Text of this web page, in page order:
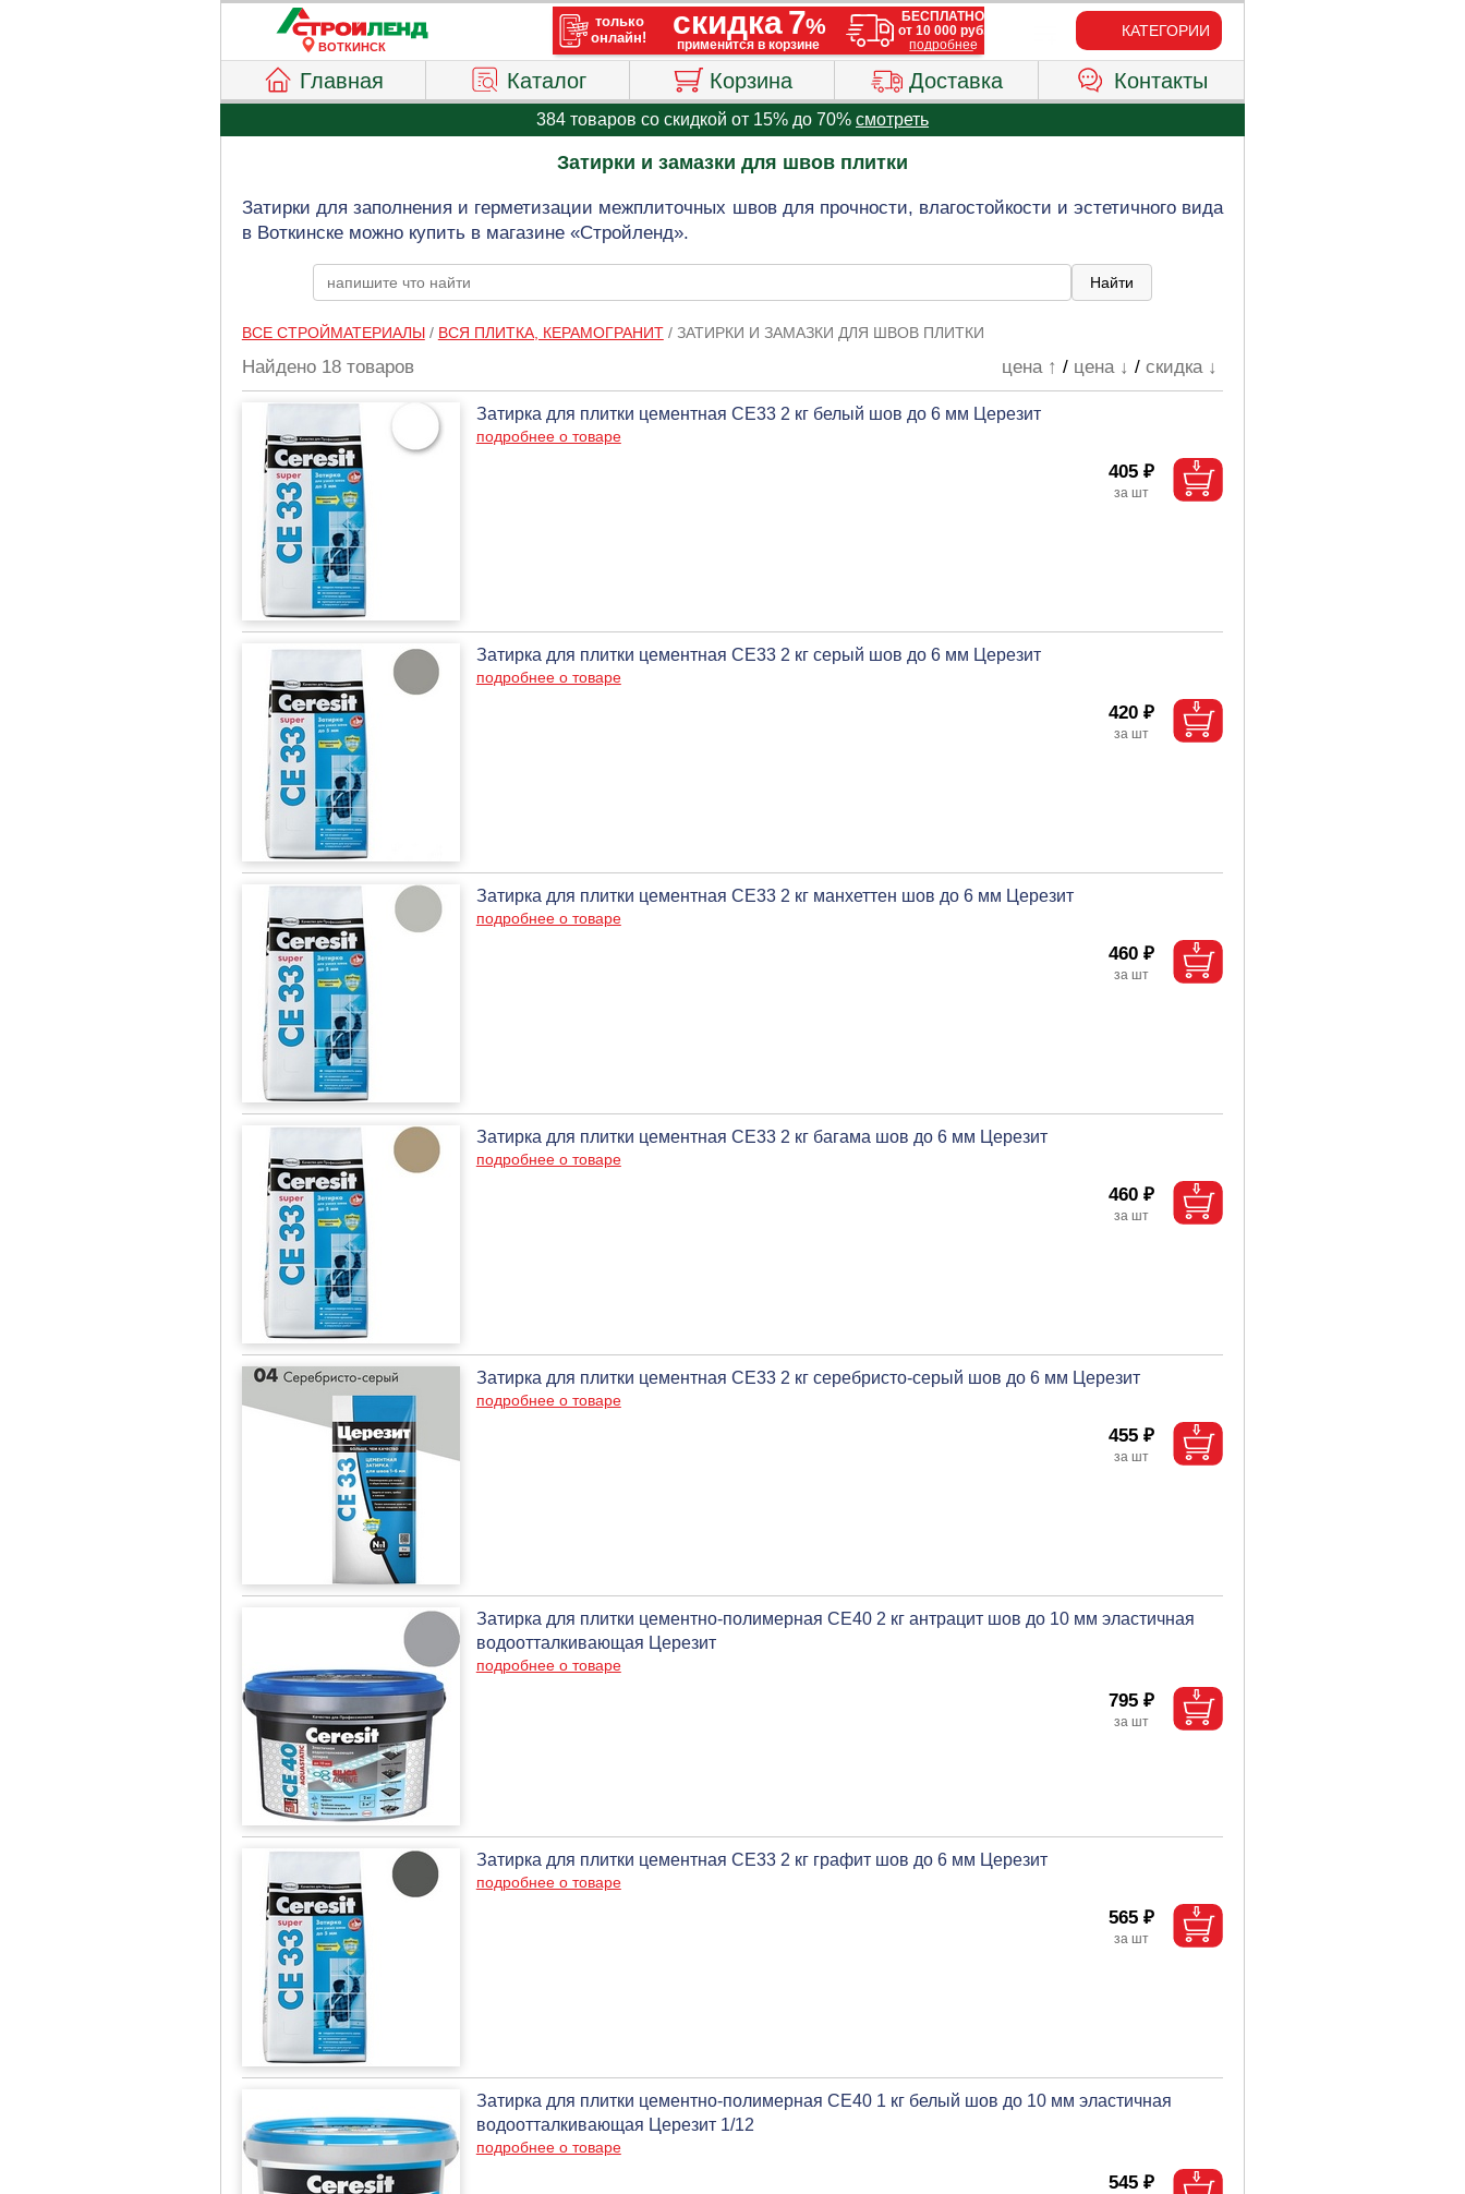
ВОТКИНСК
КАТЕГОРИИ
Главная Каталог Корзина Доставка Контакты
384 товаров со скидкой от 15% до 70% смотреть
Затирки и замазки для швов плитки
Затирки для заполнения и герметизации межплиточных швов для прочности, влагостойкости и эстетичного вида
в Воткинске можно купить в магазине «Стройленд».
ВСЕ СТРОЙМАТЕРИАЛЫ/ ВСЯ ПЛИТКА, КЕРАМОГРАНИТ/ ЗАТИРКИ И ЗАМАЗКИ ДЛЯ ШВОВ ПЛИТКИ
Найдено 18 товаров цена ↑ / цена ↓ /скидка ↓
Затирка для плитки цементная CE33 2 кг белый шов до 6 мм Церезит
подробнее о товаре
405 ₽
Затирка для плитки цементная CE33 2 кг серый шов до 6 мм Церезит
подробнее о товаре
420 ₽
Затирка для плитки цементная CE33 2 кг манхеттен шов до 6 мм Церезит
подробнее о товаре
460 ₽
Затирка для плитки цементная CE33 2 кг багама шов до 6 мм Церезит
подробнее о товаре
460 ₽
Затирка для плитки цементная CE33 2 кг серебристо-серый шов до 6 мм Церезит
подробнее о товаре
455 ₽
Затирка для плитки цементно-полимерная CE40 2 кг антрацит шов до 10 мм эластичная
водоотталкивающая Церезит
подробнее о товаре
795 ₽
Затирка для плитки цементная CE33 2 кг графит шов до 6 мм Церезит
подробнее о товаре
565 ₽
Затирка для плитки цементно-полимерная CE40 1 кг белый шов до 10 мм эластичная
водоотталкивающая Церезит 1/12
подробнее о товаре
545 ₽